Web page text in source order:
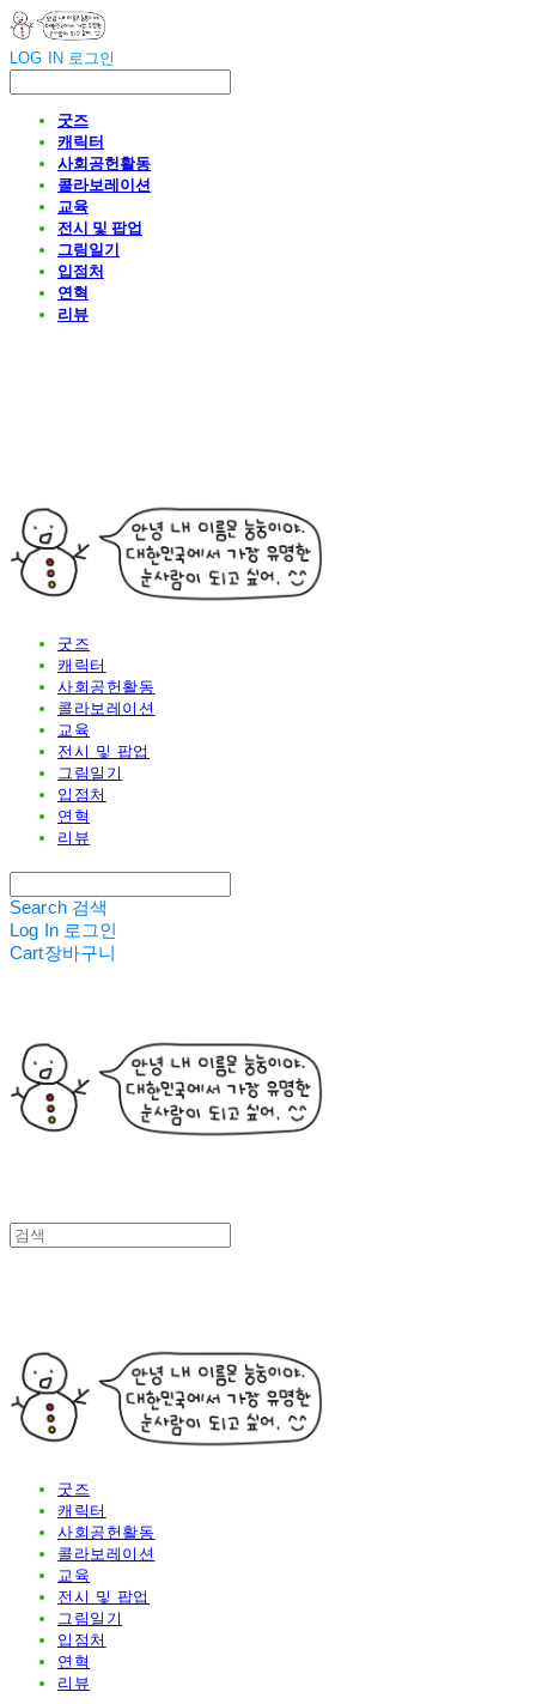
LOG IN 로그인
굿즈
캐릭터
사회공헌활동
콜라보레이션
교육
전시 및 팝업
그림일기
입점처
연혁
리뷰
굿즈
캐릭터
사회공헌활동
콜라보레이션
교육
전시 및 팝업
그림일기
입점처
연혁
리뷰
Search 검색
Log In 로그인
Cart장바구니
굿즈
캐릭터
사회공헌활동
콜라보레이션
교육
전시 및 팝업
그림일기
입점처
연혁
리뷰